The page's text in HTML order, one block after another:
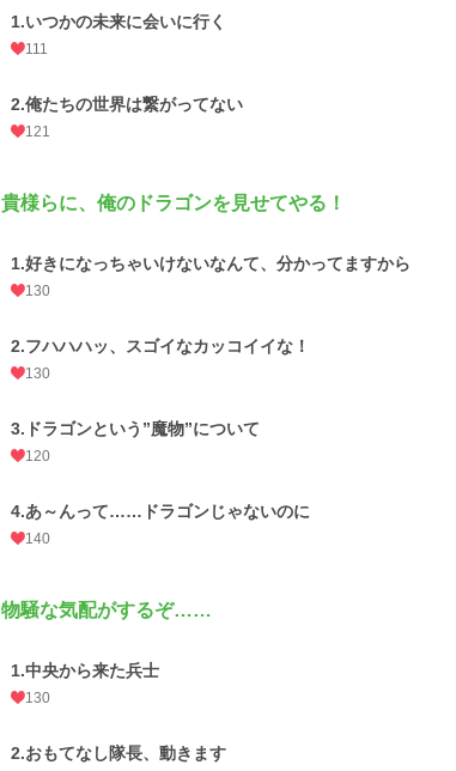
1.いつかの未来に会いに行く
111
2.俺たちの世界は繋がってない
121
貴様らに、俺のドラゴンを見せてやる！
1.好きになっちゃいけないなんて、分かってますから
130
2.フハハハッ、スゴイなカッコイイな！
130
3.ドラゴンという”魔物”について
120
4.あ～んって……ドラゴンじゃないのに
140
物騒な気配がするぞ……
1.中央から来た兵士
130
2.おもてなし隊長、動きます